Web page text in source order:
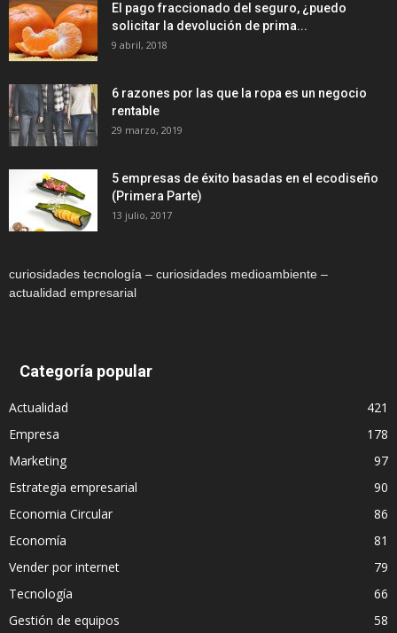
El pago fraccionado del seguro, ¿puedo
solicitar la devolución de prima...
9 abril, 2018
6 razones por las que la ropa es un negocio
rentable
29 marzo, 2019
5 empresas de éxito basadas en el ecodiseño
(Primera Parte)
13 julio, 2017
curiosidades tecnología – curiosidades medioambiente –
actualidad empresarial
Categoría popular
Actualidad
421
Empresa
178
Marketing
97
Estrategia empresarial
90
Economia Circular
86
Economía
81
Vender por internet
79
Tecnología
66
Gestión de equipos
58